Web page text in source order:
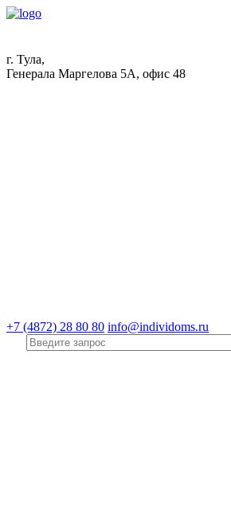
г. Тула,
Генерала Маргелова 5А, офис 48
+7 (4872) 28 80 80 info@individoms.ru